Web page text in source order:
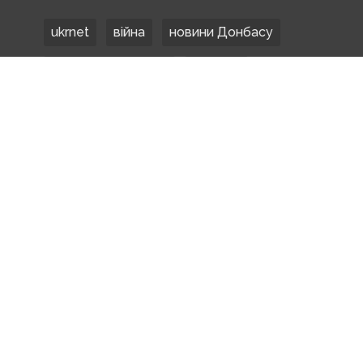
ukrnet війна новини Донбасу